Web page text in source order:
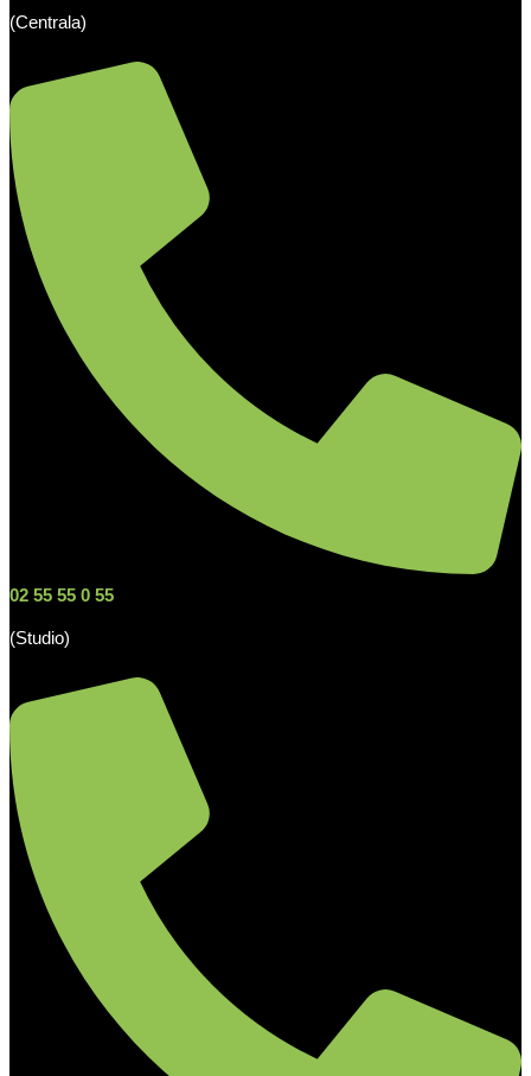
(Centrala)
02 55 55 0 55
(Studio)